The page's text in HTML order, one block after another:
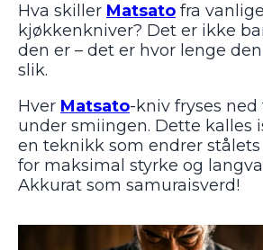
Hva skiller Matsato fra vanlige
kjøkkenkniver? Det er ikke
den er – det er hvor lenge
slik.
Hver Matsato-kniv fryses ned
under smiingen. Dette kalles
en teknikk som endrer
for maksimal styrke og
Akkurat som samuraisverd!